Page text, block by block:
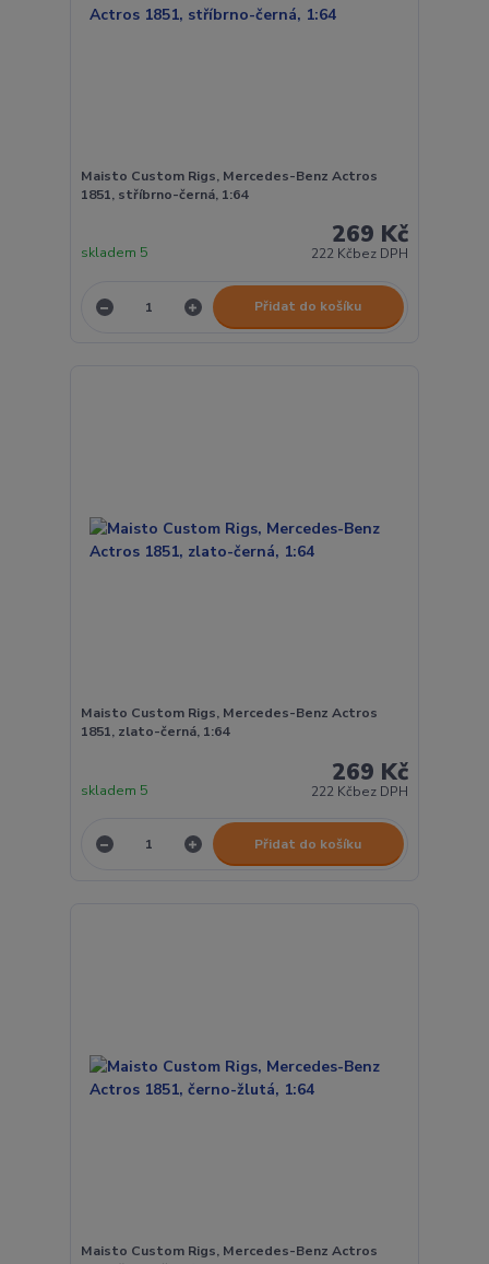
Maisto Custom Rigs, Mercedes-Benz Actros
1851, stříbrno-černá, 1:64
269 Kč
222 Kčbez DPH
skladem 5
Přidat do košíku
Maisto Custom Rigs, Mercedes-Benz Actros
1851, zlato-černá, 1:64
269 Kč
222 Kčbez DPH
skladem 5
Přidat do košíku
Maisto Custom Rigs, Mercedes-Benz Actros